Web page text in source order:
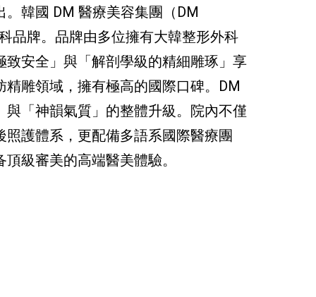
韓國 DM 醫療美容集團（DM
品牌。品牌由多位擁有大韓整形外科
安全」與「解剖學級的精細雕琢」享
雕領域，擁有極高的國際口碑。DM
「神韻氣質」的整體升級。院內不僅
護體系，更配備多語系國際醫療團
級審美的高端醫美體驗。